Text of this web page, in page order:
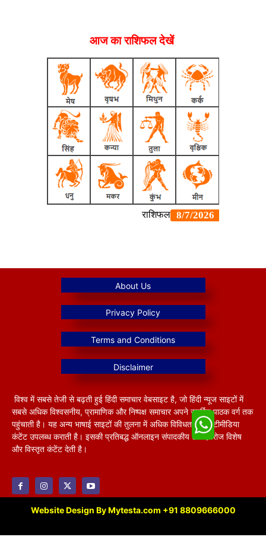
आज का राशिफल देखें
विश्व में सबसे तेजी से बढ़ती हुई हिंदी समाचार वेबसाइट है, जो हिंदी न्यूज साइटों में
सबसे अधिक विश्वसनीय, प्रामाणिक और निष्पक्ष समाचार अपने समर्पित पाठक वर्ग तक
पहुंचाती है। यह अन्य भाषाई साइटों की तुलना में अधिक विविधतापूर्ण मल्टीमीडिया
कंटेंट उपलब्ध कराती है। इसकी प्रतिबद्ध ऑनलाइन संपादकीय टीम हररोज विशेष
और विस्तृत कंटेंट देती है।
Website Design By Mytesta.com +91 8809666000